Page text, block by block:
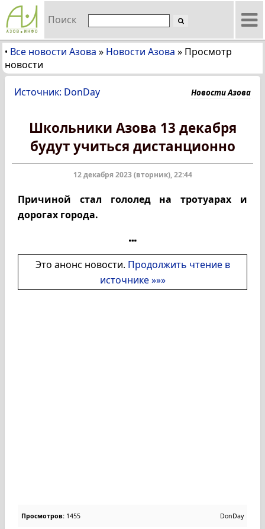
Поиск
• Все новости Азова » Новости Азова » Просмотр
новости
Источник: DonDay Новости Азова
Школьники Азова 13 декабря
будут учиться дистанционно
12 декабря 2023 (вторник), 22:44
Причиной стал гололед на тротуарах и
дорогах города.
Это анонс новости. Продолжить чтение в
источнике »»»
Просмотров: 1455 DonDay